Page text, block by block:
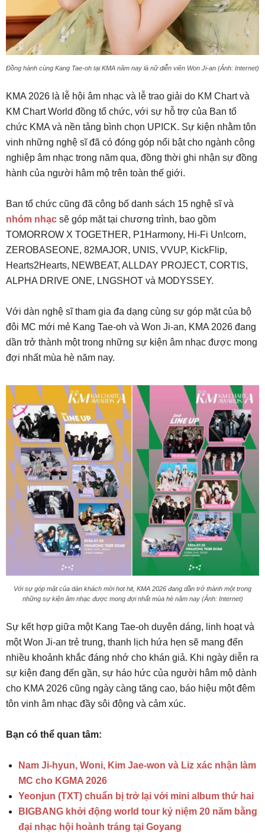
Đồng hành cùng Kang Tae-oh tại KMA năm nay là nữ diễn viên Won Ji-an (Ảnh: Internet)
KMA 2026 là lễ hội âm nhạc và lễ trao giải do KM Chart và
KM Chart World đồng tổ chức, với sự hỗ trợ của Ban tổ
chức KMA và nền tảng bình chọn UPICK. Sự kiện nhằm tôn
vinh những nghệ sĩ đã có đóng góp nổi bật cho ngành công
nghiệp âm nhạc trong năm qua, đồng thời ghi nhận sự đồng
hành của người hâm mộ trên toàn thế giới.
Ban tổ chức cũng đã công bố danh sách 15 nghệ sĩ và
nhóm nhạc sẽ góp mặt tại chương trình, bao gồm
TOMORROW X TOGETHER, P1Harmony, Hi-Fi Un!corn,
ZEROBASEONE, 82MAJOR, UNIS, VVUP, KickFlip,
Hearts2Hearts, NEWBEAT, ALLDAY PROJECT, CORTIS,
ALPHA DRIVE ONE, LNGSHOT và MODYSSEY.
Với dàn nghệ sĩ tham gia đa dạng cùng sự góp mặt của bộ
đôi MC mới mẻ Kang Tae-oh và Won Ji-an, KMA 2026 đang
dần trở thành một trong những sự kiện âm nhạc được mong
đợi nhất mùa hè năm nay.
Với sự góp mặt của dàn khách mời hot hit, KMA 2026 đang dần trở thành một trong
những sự kiện âm nhạc được mong đợi nhất mùa hè năm nay (Ảnh: Internet)
Sự kết hợp giữa một Kang Tae-oh duyên dáng, linh hoạt và
một Won Ji-an trẻ trung, thanh lịch hứa hẹn sẽ mang đến
nhiều khoảnh khắc đáng nhớ cho khán giả. Khi ngày diễn ra
sự kiện đang đến gần, sự háo hức của người hâm mộ dành
cho KMA 2026 cũng ngày càng tăng cao, báo hiệu một đêm
tôn vinh âm nhạc đầy sôi động và cảm xúc.
Bạn có thể quan tâm:
Nam Ji-hyun, Woni, Kim Jae-won và Liz xác nhận làm
MC cho KGMA 2026
Yeonjun (TXT) chuẩn bị trở lại với mini album thứ hai
BIGBANG khởi động world tour kỷ niệm 20 năm bằng
đại nhạc hội hoành tráng tại Goyang